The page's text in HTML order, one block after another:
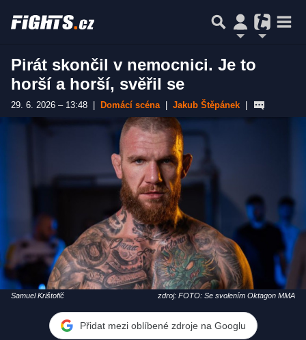
Pirát skončil v nemocnici. Je to
horší a horší, svěřil se
29. 6. 2026 – 13:48 Domácí scéna Jakub Štěpánek
Samuel Krištofič zdroj: FOTO: Se svolením Oktagon MMA
Přidat mezi oblíbené zdroje na Googlu